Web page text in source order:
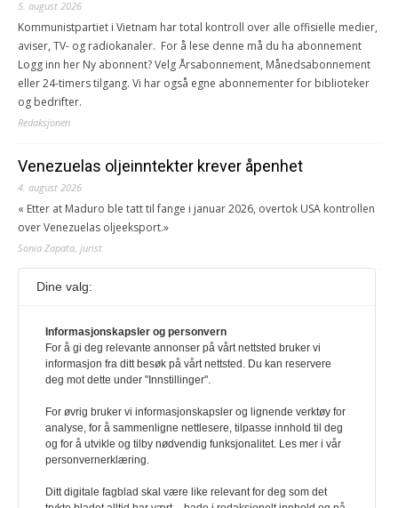
5. august 2026
Kommunistpartiet i Vietnam har total kontroll over alle offisielle medier,
aviser, TV- og radiokanaler. For å lese denne må du ha abonnement
Logg inn her Ny abonnent? Velg Årsabonnement, Månedsabonnement
eller 24-timers tilgang. Vi har også egne abonnementer for biblioteker
og bedrifter.
Redaksjonen
Venezuelas oljeinntekter krever åpenhet
4. august 2026
« Etter at Maduro ble tatt til fange i januar 2026, overtok USA kontrollen
over Venezuelas oljeeksport.»
Sonia Zapata, jurist
117,8 millioner er på flukt, en nedgang fra forrige
1. august 2026
Ville ha tilsvart verdens trettende største land i folketall. For å lese
denne må du ha abonnement Logg inn her Ny abonnent? Velg
også egne abonnementer for biblioteker og bedrifter.
Redaksjonen
Dine valg:
Informasjonskapsler og personvern
For å gi deg relevante annonser på vårt nettsted bruker vi
informasjon fra ditt besøk på vårt nettsted. Du kan reservere
deg mot dette under "Innstillinger".
For øvrig bruker vi informasjonskapsler og lignende verktøy for
analyse, for å sammenligne nettlesere, tilpasse innhold til deg
og for å utvikle og tilby nødvendig funksjonalitet. Les mer i vår
personvernerklæring.
Ditt digitale fagblad skal være like relevant for deg som det